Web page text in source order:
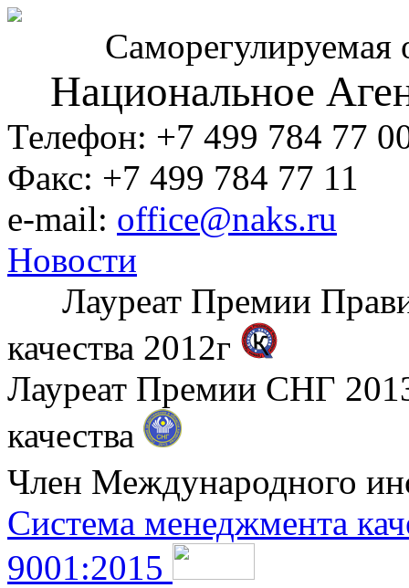
Саморегулируемая
Национальное
Телефон: +7 499 784 77
Факс: +7 499 784 77 11
e-mail: office@naks.ru
Новости
Лауреат Премии
качества 2012г
Лауреат Премии СНГ
качества
Член Международного
Система менеджмента
9001:2015